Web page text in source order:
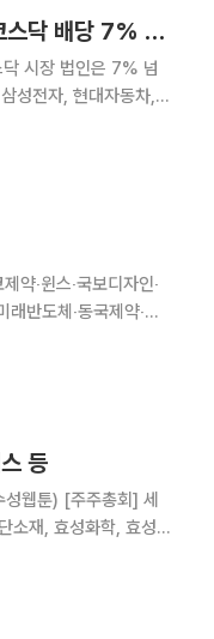
삼전·현대차·금융지주 코스피 전체 배당 39% 쏠렸다…코스닥 배당 7% 넘게↓
시장 법인은 7% 넘
성전자, 현대자동차,
약‧윈스‧국보디자인‧
래반도체‧동국제약‧서
‧유라테크‧
등
소재, 효성화학, 효성티